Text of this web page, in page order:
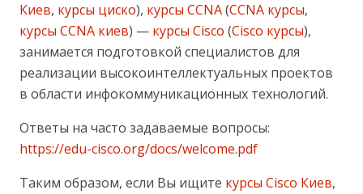
Киев, курсы циско), курсы CCNA(CCNA курсы,
курсы CCNA киев) — курсы Cisco (Cisco курсы),
занимается подготовкой специалистов для
реализации высокоинтеллектуальных проектов
в области инфокоммуникационных технологий.
Ответы на часто задаваемые вопросы:
https://edu-cisco.org/docs/welcome.pdf
Таким образом, если Вы ищите курсы Cisco Киев,